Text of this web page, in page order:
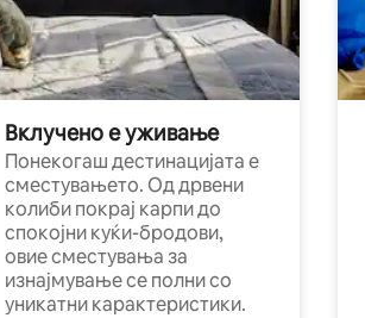
Вклучено е уживање
Понекогаш дестинацијата е
сместувањето. Од дрвени
колиби покрај карпи до
спокојни куќи-бродови,
овие сместувања за
изнајмување се полни со
уникатни карактеристики.